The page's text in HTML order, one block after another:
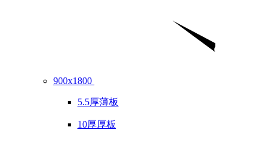
900x1800
5.5厚薄板
10厚厚板